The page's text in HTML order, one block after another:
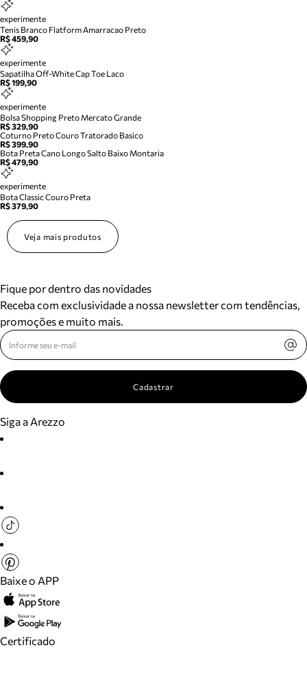
experimente
Tenis Branco Flatform Amarracao Preto
R$ 459,90
experimente
Sapatilha Off-White Cap Toe Laco
R$ 199,90
experimente
Bolsa Shopping Preto Mercato Grande
R$ 329,90
Coturno Preto Couro Tratorado Basico
R$ 399,90
Bota Preta Cano Longo Salto Baixo Montaria
R$ 479,90
experimente
Bota Classic Couro Preta
R$ 379,90
Veja mais produtos
Fique por dentro das novidades
Receba com exclusividade a nossa newsletter com tendências,
promoções e muito mais.
Cadastrar
Siga a Arezzo
Baixe o APP
Certificado